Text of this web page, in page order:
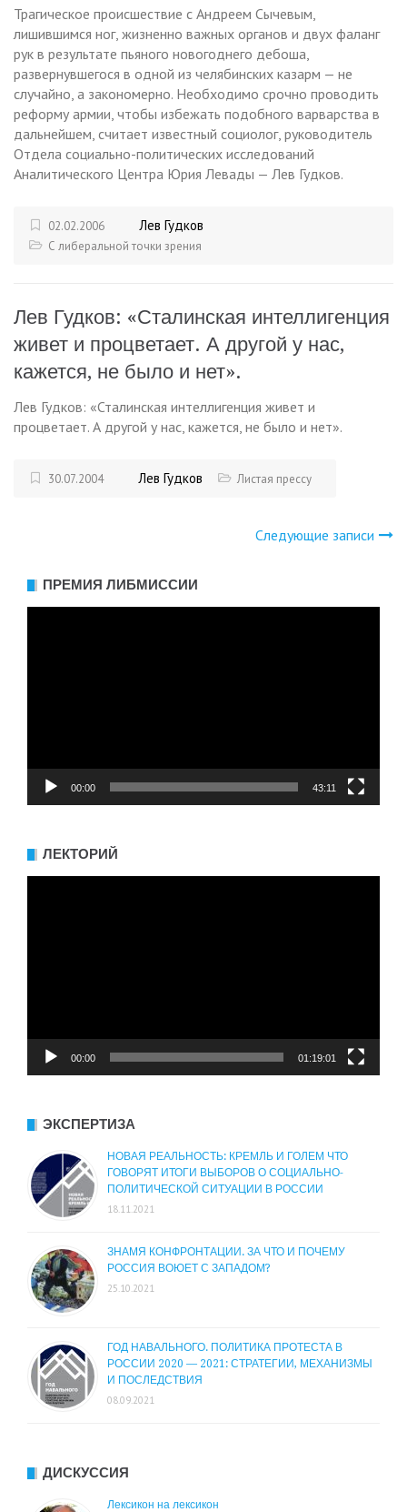
Трагическое происшествие с Андреем Сычевым,
лишившимся ног, жизненно важных органов и двух фаланг
рук в результате пьяного новогоднего дебоша,
развернувшегося в одной из челябинских казарм — не
случайно, а закономерно. Необходимо срочно проводить
реформу армии, чтобы избежать подобного варварства в
дальнейшем, считает известный социолог, руководитель
Отдела социально-политических исследований
Аналитического Центра Юрия Левады — Лев Гудков.
02.02.2006 Лев Гудков
С либеральной точки зрения
Лев Гудков: «Сталинская интеллигенция
живет и процветает. А другой у нас,
кажется, не было и нет».
Лев Гудков: «Сталинская интеллигенция живет и
процветает. А другой у нас, кажется, не было и нет».
30.07.2004 Лев Гудков Листая прессу
по
Следующие записи
ПРЕМИЯ ЛИБМИССИИ
00:00 43:11
ЛЕКТОРИЙ
00:00 01:19:01
ЭКСПЕРТИЗА
НОВАЯ РЕАЛЬНОСТЬ: КРЕМЛЬ И ГОЛЕМ ЧТО
ГОВОРЯТ ИТОГИ ВЫБОРОВ О СОЦИАЛЬНО-
ПОЛИТИЧЕСКОЙ СИТУАЦИИ В РОССИИ
18.11.2021
ЗНАМЯ КОНФРОНТАЦИИ. ЗА ЧТО И ПОЧЕМУ
РОССИЯ ВОЮЕТ С ЗАПАДОМ?
25.10.2021
ГОД НАВАЛЬНОГО. ПОЛИТИКА ПРОТЕСТА В
РОССИИ 2020 — 2021: СТРАТЕГИИ, МЕХАНИЗМЫ
И ПОСЛЕДСТВИЯ
08.09.2021
ДИСКУССИЯ
Лексикон на лексикон